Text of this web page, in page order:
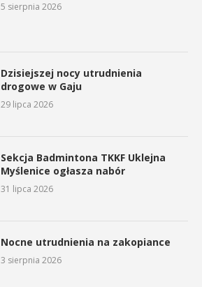
5 sierpnia 2026
Dzisiejszej nocy utrudnienia
drogowe w Gaju
29 lipca 2026
Sekcja Badmintona TKKF Uklejna
Myślenice ogłasza nabór
31 lipca 2026
Nocne utrudnienia na zakopiance
3 sierpnia 2026